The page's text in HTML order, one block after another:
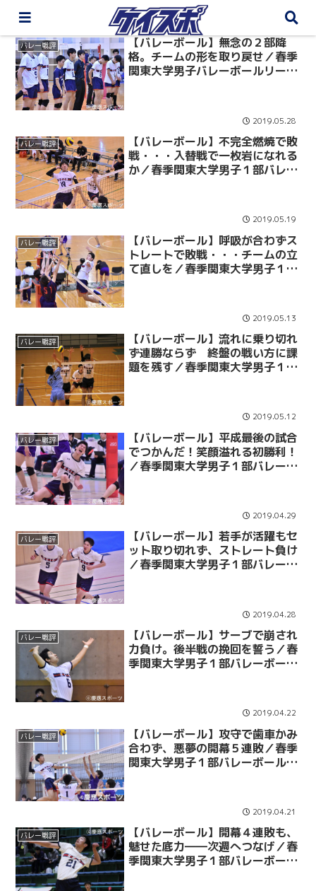
バレー戦評
【バレーボール】無念の２部降
格。チームの形を取り戻せ／春季
関東大学男子バレーボールリーグ
2019.05.28
バレー戦評
【バレーボール】不完全燃焼で敗
戦・・・入替戦で一枚岩になれる
か／春季関東大学男子１部バレー
2019.05.19
バレー戦評
【バレーボール】呼吸が合わずス
トレートで敗戦・・・チームの立
て直しを／春季関東大学男子１部
2019.05.13
バレー戦評
【バレーボール】流れに乗り切れ
ず連勝ならず 終盤の戦い方に課
題を残す／春季関東大学男子１部
2019.05.12
バレー戦評
【バレーボール】平成最後の試合
でつかんだ！笑顔溢れる初勝利！
／春季関東大学男子１部バレーボ
2019.04.29
バレー戦評
【バレーボール】若手が活躍もセ
ット取り切れず、ストレート負け
／春季関東大学男子１部バレーボ
2019.04.28
バレー戦評
【バレーボール】サーブで崩され
力負け。後半戦の挽回を誓う／春
季関東大学男子１部バレーボール
2019.04.22
バレー戦評
【バレーボール】攻守で歯車かみ
合わず、悪夢の開幕５連敗／春季
関東大学男子１部バレーボールリ
2019.04.21
バレー戦評
【バレーボール】開幕４連敗も、
魅せた底力――次週へつなげ／春
季関東大学男子１部バレーボール